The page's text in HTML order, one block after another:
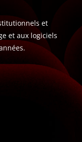
et
et aux logiciels